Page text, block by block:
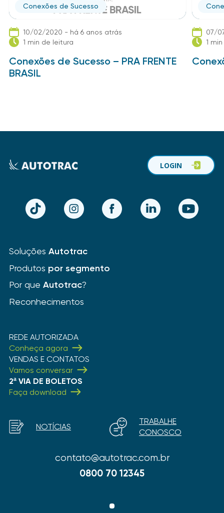
Conexões de Sucesso
10/02/2020 - há 6 anos atrás
1 min de leitura
Conexões de Sucesso – PRA FRENTE
BRASIL
07/
1
TikTok Instagram Facebook LinkedIn YouTube
LOGIN
Soluções Autotrac
Produtos por segmento
Por que Autotrac?
Reconhecimentos
REDE AUTORIZADA
Conheça agora
VENDAS E CONTATOS
Vamos conversar
2ª VIA DE BOLETOS
Faça download
contato@autotrac.com.br
0800 70 12345
NOTÍCIAS
TRABALHE
CONOSCO